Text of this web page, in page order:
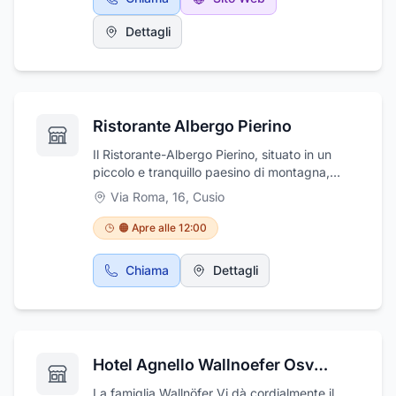
grazie al suo ristorante che permette anche di
effettuare banchetti e ricevimenti.
Dettagli
Ristorante Albergo Pierino
Il Ristorante-Albergo Pierino, situato in un
piccolo e tranquillo paesino di montagna,
Cusio, a 1050 metri di altitudine, è immerso
nella tranquillità della natura e dei paesaggi
del Parco delle Orobie Bergamasche.
L'albergo, semplice e a conduzione
famigliare, dispone di camere accoglienti e
appropriate ad un soggiorno all'insegna di
con servizi e 3 con servizi in comune. Inoltre
ristorante sono aperti tutto l’anno. L’ampio
Via Roma, 16, Cusio
🟠 Apre alle 12:00
Chiama Dettagli
Hotel Agnello Wallnoefer Osvald
La famiglia Wallnöfer Vi dà cordialmente il